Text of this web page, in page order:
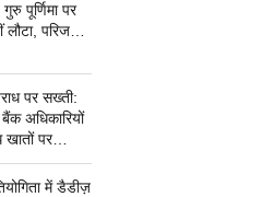
पूर्णिमा पर
परिजनों
पर सख्ती:
अधिकारियों
पर
में डैडीज़